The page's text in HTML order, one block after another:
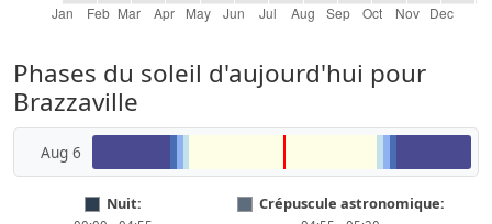
Phases du soleil d'aujourd'hui pour
Brazzaville
Aug 6
Nuit: Crépuscule astronomique: